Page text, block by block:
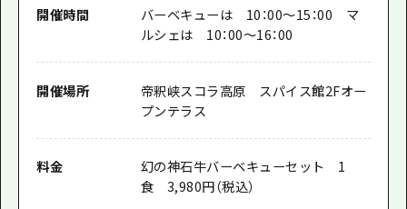
開催時間
バーベキューは 10：00～15：00 マ
ルシェは 10：00～16：00
開催場所
帝釈峡スコラ高原 スパイス館2Fオー
プンテラス
料金
幻の神石牛バーベキューセット 1
食 3,980円（税込）